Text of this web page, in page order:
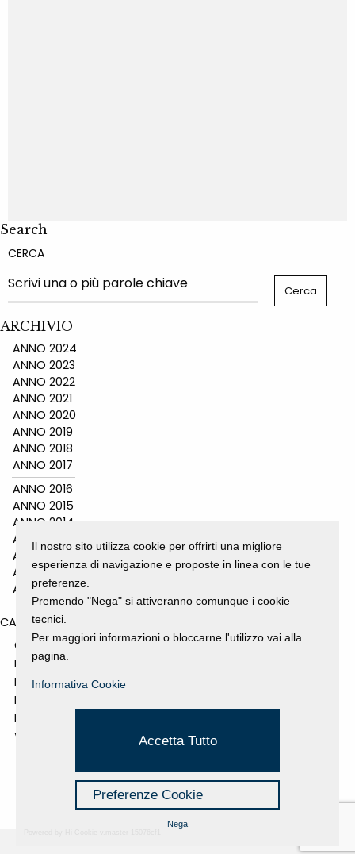
Search
CERCA
ARCHIVIO
ANNO 2024
ANNO 2023
ANNO 2022
ANNO 2021
ANNO 2020
ANNO 2019
ANNO 2018
ANNO 2017
ANNO 2016
ANNO 2015
ANNO 2014
ANNO 2011
ANNO 2010
ANNO 2009
ANNO 2008
CATEGORIES
GALLERY
MOSTRE E EVENTI
NEWS
PROGETTI SOSTENUTI
RASSEGNA STAMPA
VIDEO
Il nostro sito utilizza cookie per offrirti una migliore
esperienza di navigazione e proposte in linea con le tue
preferenze.
Premendo "Nega" si attiveranno comunque i cookie
tecnici.
Per maggiori informazioni o bloccarne l'utilizzo vai alla
pagina.
Informativa Cookie
Accetta Tutto
Preferenze Cookie
Nega